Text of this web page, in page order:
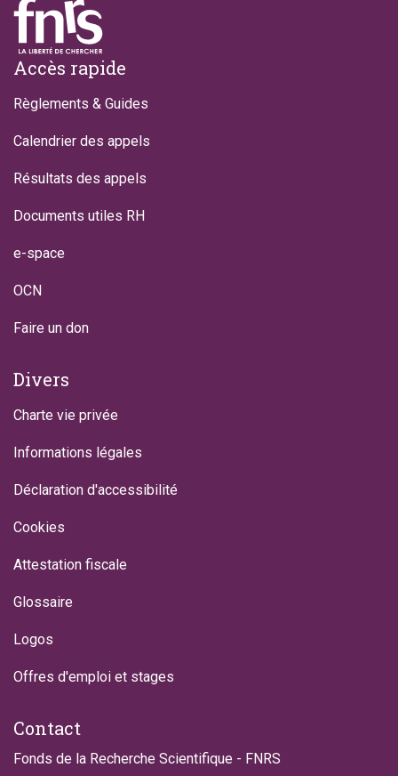
Footer
Accès rapide
Règlements & Guides
Calendrier des appels
Résultats des appels
Documents utiles RH
e-space
OCN
Faire un don
Divers
Charte vie privée
Informations légales
Déclaration d'accessibilité
Cookies
Attestation fiscale
Glossaire
Logos
Offres d'emploi et stages
Contact
Fonds de la Recherche Scientifique - FNRS